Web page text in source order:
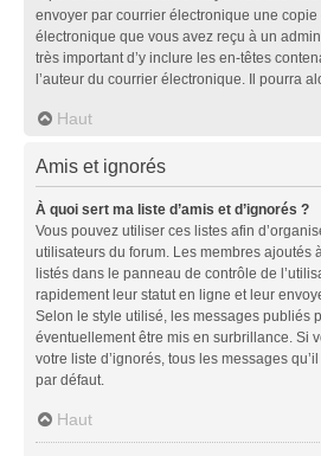
envoyer par courrier électronique une
électronique que vous avez reçu à un
très important d’y inclure les en-têtes
l’auteur du courrier électronique. Il pourra
Haut
Amis et ignorés
À quoi sert ma liste d’amis et d’ignorés ?
Vous pouvez utiliser ces listes afin
utilisateurs du forum. Les membres ajoutés
listés dans le panneau de contrôle de
rapidement leur statut en ligne et leur
Selon le style utilisé, les messages publiés
éventuellement être mis en surbrillance. Si
votre liste d’ignorés, tous les messages
par défaut.
Haut